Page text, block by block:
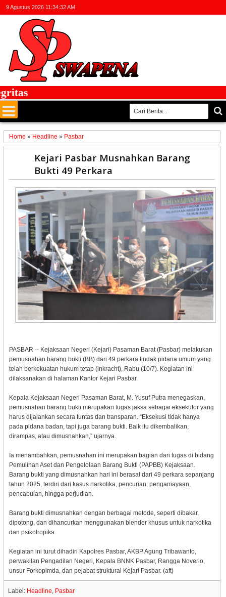
9 Agustus 2026 11:34:32 AM
Home » Headline » Pasbar
Kejari Pasbar Musnahkan Barang
Bukti 49 Perkara
PASBAR -- Kejaksaan Negeri (Kejari) Pasaman Barat (Pasbar) melakukan
pemusnahan barang bukti (BB) dari 49 perkara tindak pidana umum yang
telah berkekuatan hukum tetap (inkracht), Rabu (10/7). Kegiatan ini
dilaksanakan di halaman Kantor Kejari Pasbar.
Kepala Kejaksaan Negeri Pasaman Barat, M. Yusuf Putra menegaskan,
pemusnahan barang bukti merupakan tugas jaksa sebagai eksekutor yang
harus dijalankan secara tuntas dan transparan. “Eksekusi tidak hanya
pada pidana badan, tapi juga barang bukti. Baik itu dikembalikan,
dirampas, atau dimusnahkan,” ujarnya.
Ia menambahkan, pemusnahan ini merupakan bagian dari tugas di bidang
Pemulihan Aset dan Pengelolaan Barang Bukti (PAPBB) Kejaksaan.
Barang bukti yang dimusnahkan hari ini berasal dari 49 perkara sepanjang
tahun 2025, terdiri dari kasus narkotika, pencurian, penganiayaan,
pencabulan, hingga perjudian.
Barang bukti dimusnahkan dengan berbagai metode, seperti dibakar,
dipotong, dan dihancurkan menggunakan blender khusus untuk narkotika
dan psikotropika.
Kegiatan ini turut dihadiri Kapolres Pasbar, AKBP Agung Tribawanto,
perwakilan Pengadilan Negeri, Kepala BNNK Pasbar, Rangga Noverio,
unsur Forkopimda, dan pejabat struktural Kejari Pasbar. (aft)
Label: Headline, Pasbar